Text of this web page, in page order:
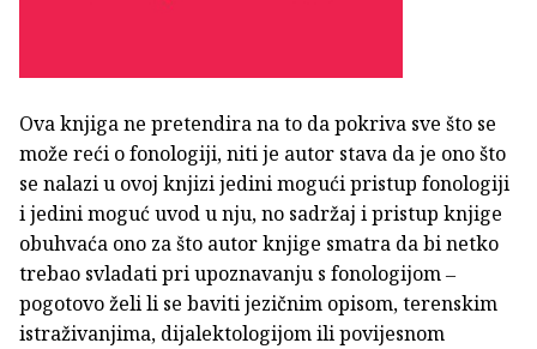
Ova knjiga ne pretendira na to da pokriva sve što se
može reći o fonologiji, niti je autor stava da je ono što
se nalazi u ovoj knjizi jedini mogući pristup fonologiji
i jedini moguć uvod u nju, no sadržaj i pristup knjige
obuhvaća ono za što autor knjige smatra da bi netko
trebao svladati pri upoznavanju s fonologijom ‒
pogotovo želi li se baviti jezičnim opisom, terenskim
istraživanjima, dijalektologijom ili povijesnom